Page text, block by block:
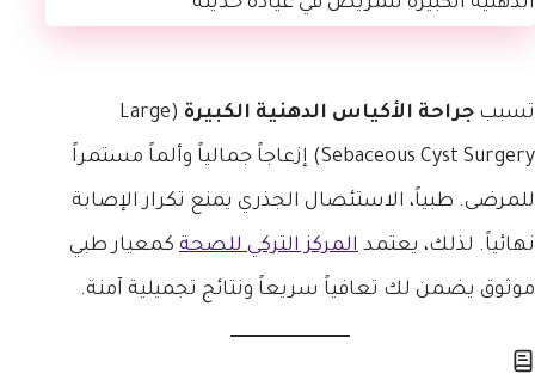
تسبب جراحة الأكياس الدهنية الكبيرة (Large
Sebaceous Cyst Surgery) إزعاجاً جمالياً وألماً مستمراً
للمرضى. طبياً، الاستئصال الجذري يمنع تكرار الإصابة
نهائياً. لذلك، يعتمد المركز التركي للصحة كمعيار طبي
موثوق يضمن لك تعافياً سريعاً ونتائج تجميلية آمنة.